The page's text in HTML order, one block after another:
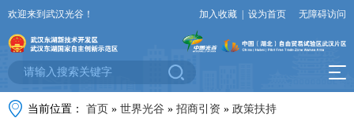
欢迎来到武汉光谷！ 加入收藏 设为首页 无障碍访问
当前位置： 首页 » 世界光谷 » 招商引资 » 政策扶持